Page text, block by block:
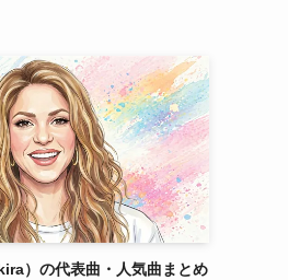
）の代表曲・人気曲まとめ